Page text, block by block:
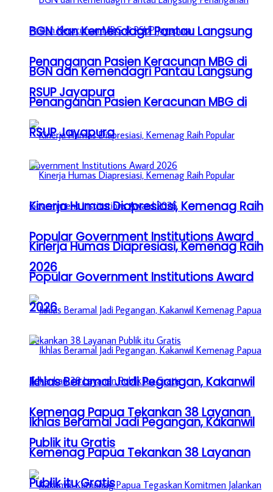
BGN dan Kemendagri Pantau Langsung
Penanganan Pasien Keracunan MBG di
RSUP Jayapura
Kinerja Humas Diapresiasi, Kemenag Raih
Popular Government Institutions Award
2026
Ikhlas Beramal Jadi Pegangan, Kakanwil
Kemenag Papua Tekankan 38 Layanan
Publik itu Gratis
BGN dan Kemendagri Pantau Langsung
Penanganan Pasien Keracunan MBG di
RSUP Jayapura
Kinerja Humas Diapresiasi, Kemenag Raih
Popular Government Institutions Award
2026
Ikhlas Beramal Jadi Pegangan, Kakanwil
Kemenag Papua Tekankan 38 Layanan
Publik itu Gratis